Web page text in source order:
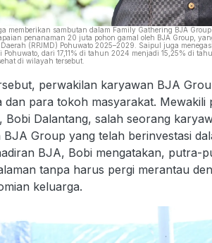
memberikan sambutan dalam Family Gathering BJA
penanaman 20 juta pohon gamal oleh BJA Group,
(RPJMD) Pohuwato 2025–2029. Saipul juga
dari 17,11% di tahun 2024 menjadi 15,25% di
di wilayah tersebut.
perwakilan karyawan BJA
dan para tokoh masyarakat.
Dalantang, salah seorang
Group yang telah berinvestasi
BJA, Bobi mengatakan, putra-
tanpa harus pergi merantau
keluarga.